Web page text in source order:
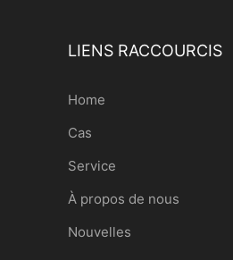
LIENS RACCOURCIS
Home
Cas
Service
À propos de nous
Nouvelles